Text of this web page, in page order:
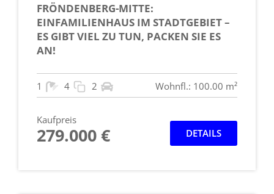
FRÖNDENBERG-MITTE:
EINFAMILIENHAUS IM STADTGEBIET –
ES GIBT VIEL ZU TUN, PACKEN SIE ES
AN!
1 4 2 Wohnfl.: 100.00 m²
Kaufpreis
279.000 € DETAILS